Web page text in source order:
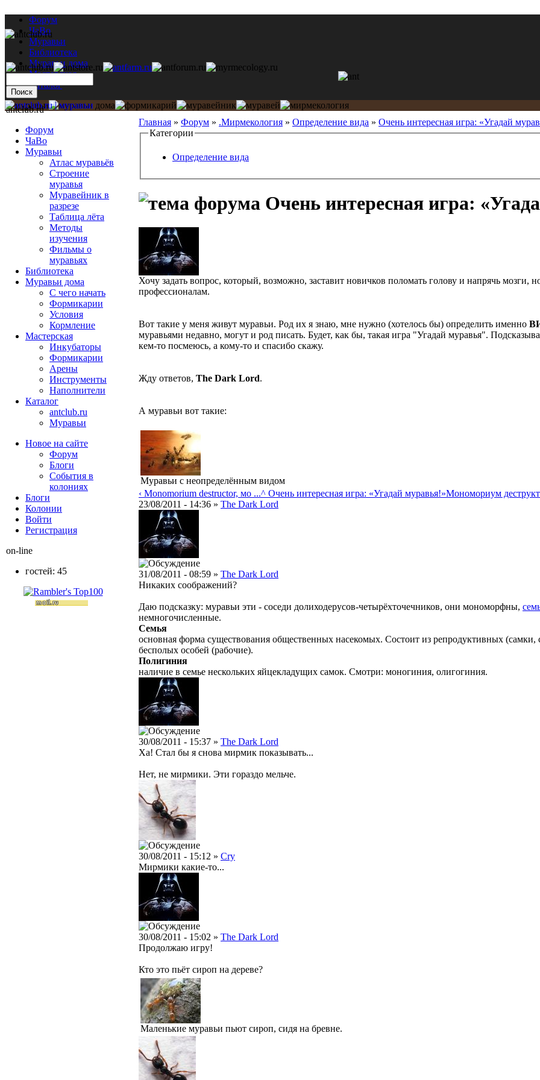
Форум
ЧаВо
Муравьи
Библиотека
Муравьи дома
Мастерская
Каталог
Главная » Форум » .Мирмекология » Определение вида » Очень интересная игра: «Угадай
Категории
Определение вида
Очень интересная игра:
Хочу задать вопрос, который, возможно, заставит новичков поломать голову и напрячь мозги,
профессионалам.
Вот такие у меня живут муравьи. Род их я знаю, мне нужно (хотелось бы) определить именно
муравьями недавно, могут и род писать. Будет, как бы, такая игра "Угадай муравья".
кем-то посмеюсь, а кому-то и спасибо скажу.
Жду ответов, The Dark Lord.
А муравьи вот такие:
Муравьи с неопределённым видом
‹ Monomorium destructor, мо ...^ Очень интересная игра: «Угадай муравья!»Мономориум
23/08/2011 - 14:36 » The Dark Lord
31/08/2011 - 08:59 » The Dark Lord
Никаких соображений?
Даю подсказку: муравьи эти - соседи долиходерусов-четырёхточечников, они мономорфны,
немногочисленные.
Семья
основная форма существования общественных насекомых. Состоит из репродуктивных
бесполых особей (рабочие).
Полигиния
наличие в семье нескольких яйцекладущих самок. Смотри: моногиния, олигогиния.
30/08/2011 - 15:37 » The Dark Lord
Ха! Стал бы я снова мирмик показывать...
Нет, не мирмики. Эти гораздо мельче.
30/08/2011 - 15:12 » Cry
Мирмики какие-то...
30/08/2011 - 15:02 » The Dark Lord
Продолжаю игру!
Кто это пьёт сироп на дереве?
Маленькие муравьи пьют сироп, сидя на бревне.
antclub.ru
Форум
ЧаВо
Муравьи
Атлас муравьёв
Строение
муравья
Муравейник в
разрезе
Таблица лёта
Методы
изучения
Фильмы о
муравьях
Библиотека
Муравьи дома
С чего начать
Формикарии
Условия
Кормление
Мастерская
Инкубаторы
Формикарии
Арены
Инструменты
Наполнители
Каталог
antclub.ru
Муравьи
Новое на сайте
Форум
Блоги
События в
колониях
Блоги
Колонии
Войти
Peгиcтpaция
on-line
гостей: 45